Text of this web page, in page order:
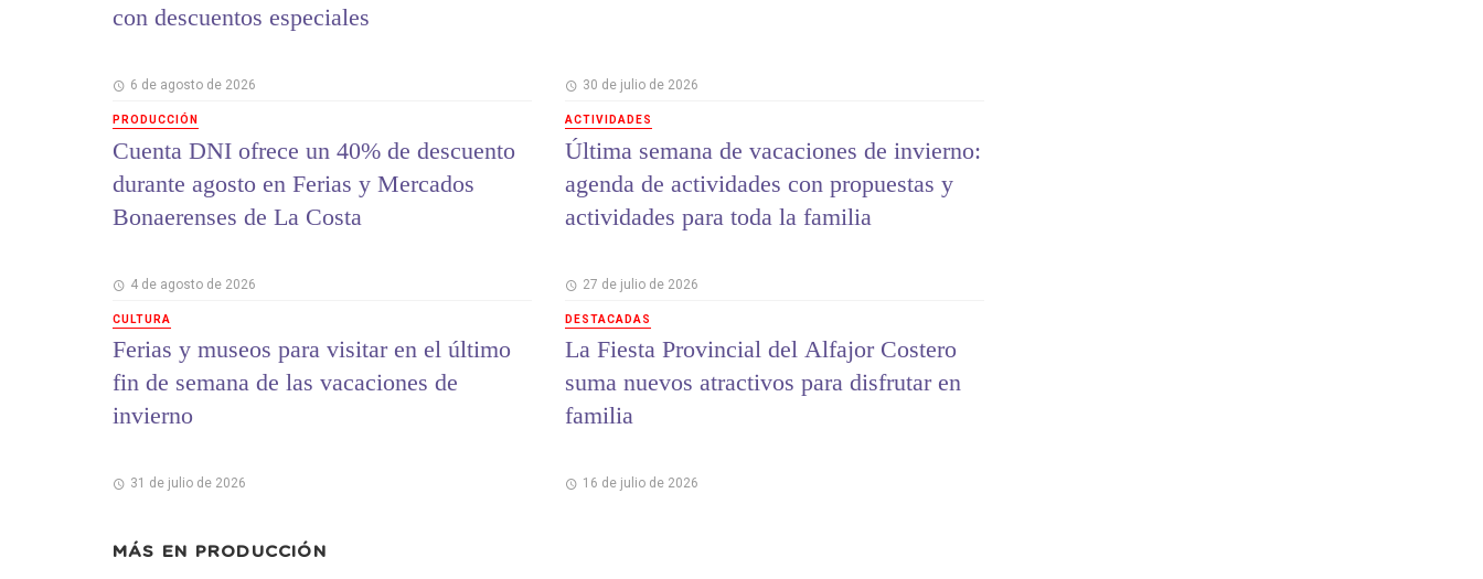
con descuentos especiales
6 de agosto de 2026
PRODUCCIÓN
Cuenta DNI ofrece un 40% de descuento
durante agosto en Ferias y Mercados
Bonaerenses de La Costa
4 de agosto de 2026
CULTURA
Ferias y museos para visitar en el último
fin de semana de las vacaciones de
invierno
31 de julio de 2026
30 de julio de 2026
ACTIVIDADES
Última semana de vacaciones de invierno:
agenda de actividades con propuestas y
actividades para toda la familia
27 de julio de 2026
DESTACADAS
La Fiesta Provincial del Alfajor Costero
suma nuevos atractivos para disfrutar en
familia
16 de julio de 2026
MÁS EN PRODUCCIÓN